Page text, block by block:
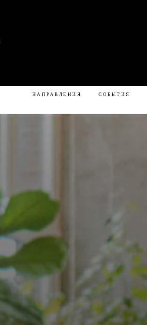
НАПРАВЛЕНИЯ СОБЫТИЯ